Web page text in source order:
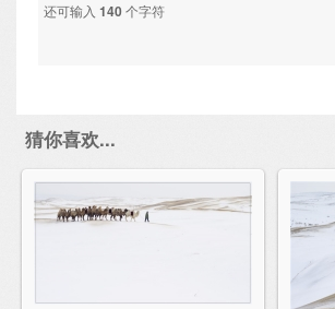
还可输入 140个字符
猜你喜欢...